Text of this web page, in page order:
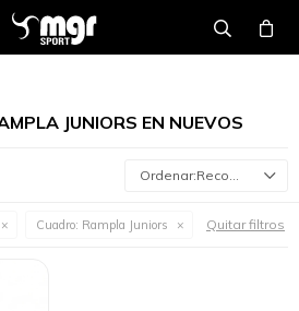
JUNIORS EN NUEVOS
Recomendados
Cuadro: Rampla Juniors Quitar filtros